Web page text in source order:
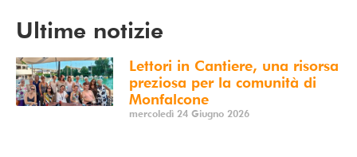
Ultime notizie
Lettori in Cantiere, una risorsa
preziosa per la comunità di
Monfalcone
mercoledì 24 Giugno 2026